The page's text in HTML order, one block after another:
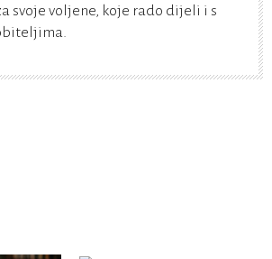
svoje voljene, koje rado dijeli i s